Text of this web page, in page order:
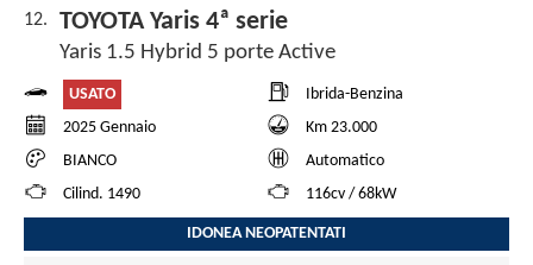
12. TOYOTA Yaris 4ª serie
Yaris 1.5 Hybrid 5 porte Active
USATO
Ibrida-Benzina
2025 Gennaio
Km 23.000
BIANCO
Automatico
Cilind. 1490
116cv / 68kW
IDONEA NEOPATENTATI